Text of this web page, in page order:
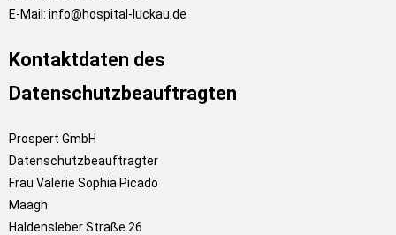
E-Mail: info@hospital-luckau.de
Kontaktdaten des
Datenschutzbeauftragten
Prospert GmbH
Datenschutzbeauftragter
Frau Valerie Sophia Picado
Maagh
Haldensleber Straße 26